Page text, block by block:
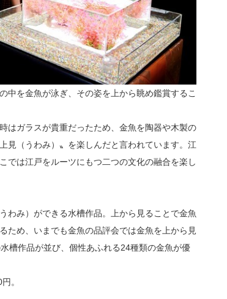
中を金魚が泳ぎ、その姿を上から眺め鑑賞するこ
はガラスが貴重だったため、金魚を陶器や木製の
見（うわみ）〟を楽しんだと言われています。江
では江戸をルーツにもつ二つの文化の融合を楽し
わみ）ができる水槽作品。上から見ることで金魚
ため、いまでも金魚の品評会では金魚を上から見
槽作品が並び、個性あふれる24種類の金魚が優
。